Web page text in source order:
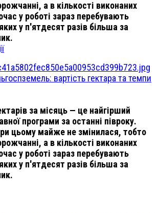
а в кількості виконаних
у роботі зараз перебувають
у п'ятдесят разів більша за
вартість гектара та темпи
за місяць — це найгірший
програми за останні півроку.
цьому майже не змінилася, тобто
а в кількості виконаних
у роботі зараз перебувають
у п'ятдесят разів більша за